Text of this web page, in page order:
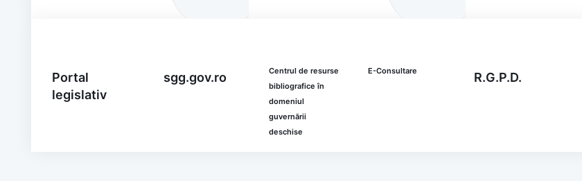
Portal
legislativ
sgg.gov.ro
Centrul de resurse
bibliografice în
domeniul
guvernării
deschise
E-Consultare R.G.P.D.